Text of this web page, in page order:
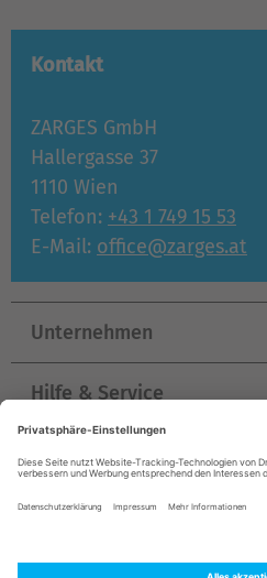
Kontakt
ZARGES GmbH
Hallergasse 37
1110 Wien
Telefon: +43 1 749 15 53
E-Mail: office@zarges.at
Unternehmen
Hilfe & Service
Produkte